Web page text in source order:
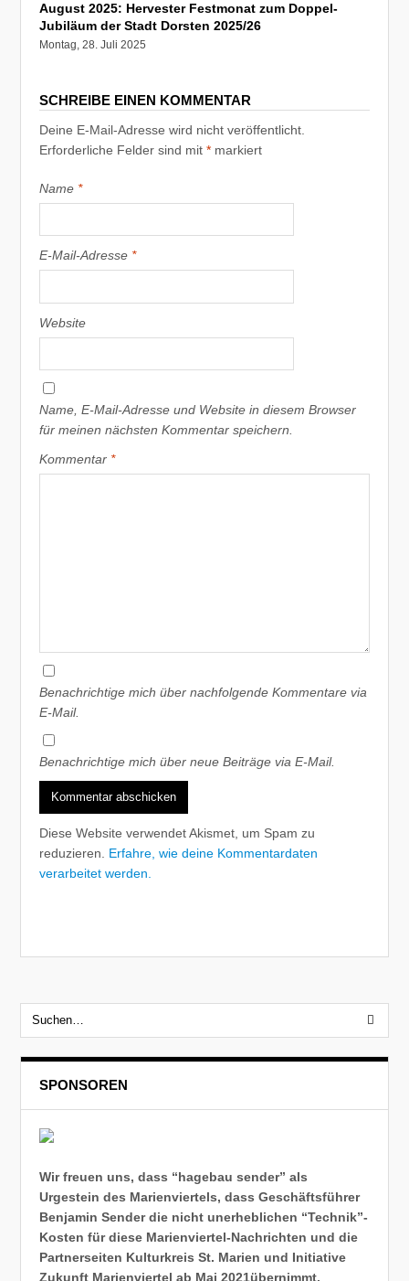
August 2025: Hervester Festmonat zum Doppel-
Jubiläum der Stadt Dorsten 2025/26
Montag, 28. Juli 2025
SCHREIBE EINEN KOMMENTAR
Deine E-Mail-Adresse wird nicht veröffentlicht.
Erforderliche Felder sind mit* markiert
Name *
E-Mail-Adresse *
Website
Name, E-Mail-Adresse und Website in diesem Browser
für meinen nächsten Kommentar speichern.
Kommentar *
Benachrichtige mich über nachfolgende Kommentare via
E-Mail.
Benachrichtige mich über neue Beiträge via E-Mail.
Diese Website verwendet Akismet, um Spam zu
reduzieren. Erfahre, wie deine Kommentardaten
verarbeitet werden.
SPONSOREN
Wir freuen uns, dass “hagebau sender” als
Urgestein des Marienviertels, dass Geschäftsführer
Benjamin Sender die nicht unerheblichen “Technik”-
Kosten für diese Marienviertel-Nachrichten und die
Partnerseiten Kulturkreis St. Marien und Initiative
Zukunft Marienviertel ab Mai 2021übernimmt.